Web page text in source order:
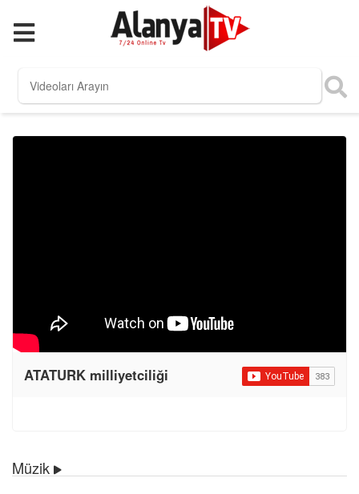
ATATURK milliyetciliği
Müzik